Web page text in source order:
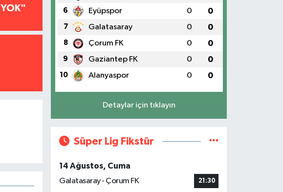
YOK" 6 Eyüpspor 0 0
7 Galatasaray 0 0
8 Çorum FK 0 0
9 Gaziantep FK 0 0
10 Alanyaspor 0 0
Detaylar için tıklayın
Süper Lig Fikstür
14 Ağustos, Cuma
Galatasaray - Çorum FK
21:30